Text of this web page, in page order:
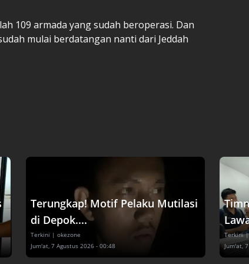
109 armada yang sudah beroperasi. Dan
mulai berdatangan nanti dari Jeddah
Terungkap! Motif Pelaku Mutilasi
di Depok....
Terkini | okezone
Jum'at, 7 Agustus 2026 - 00:48
Terkini |
Jum'at,